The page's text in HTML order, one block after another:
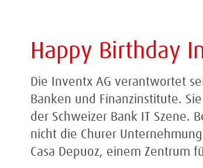
Happy Birthday
Die Inventx AG verantwortet
Banken und Finanzinstitute.
der Schweizer Bank IT Szene.
nicht die Churer
Casa Depuoz, einem Zentrum